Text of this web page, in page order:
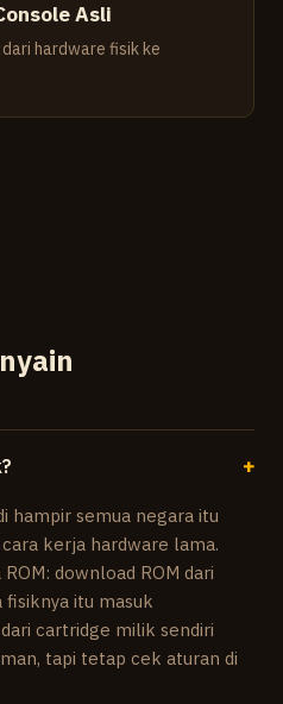
Asli
hardware fisik ke
+
hampir semua negara itu
kerja hardware lama.
download ROM dari
itu masuk
cartridge milik sendiri
tapi tetap cek aturan di